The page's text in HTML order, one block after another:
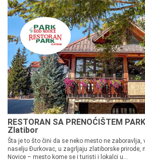
RESTORAN SA PRENOĆIŠTEM
Zlatibor
Šta je to što čini da se neko mesto ne zaboravlja,
naselju Đurkovac, u zagrljaju zlatiborske prirode,
Novice – mesto kome se i turisti i lokalci u...